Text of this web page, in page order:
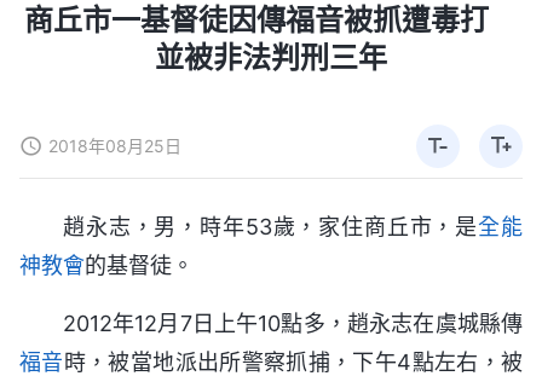
商丘市一基督徒因傳福音被抓遭毒打
並被非法判刑三年
2018年08月25日
趙永志，男，時年53歲，家住商丘市，是全能
神教會的基督徒。
2012年12月7日上午10點多，趙永志在虞城縣傳
福音時，被當地派出所警察抓捕，下午4點左右，被